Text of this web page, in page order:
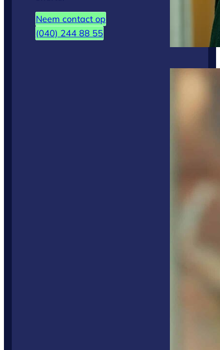
Neem contact op
(040) 244 88 55